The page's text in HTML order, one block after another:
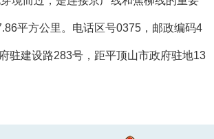
平方公里。电话区号0375，邮政编码4
驻建设路283号，距平顶山市政府驻地13